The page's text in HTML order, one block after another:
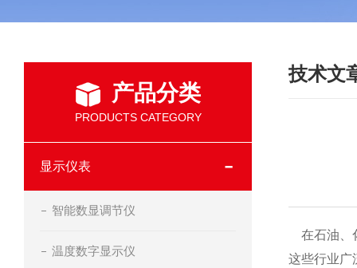
产品分类
PRODUCTS CATEGORY
显示仪表
智能数显调节仪
温度数字显示仪
技术文
在石油、
这些行业广